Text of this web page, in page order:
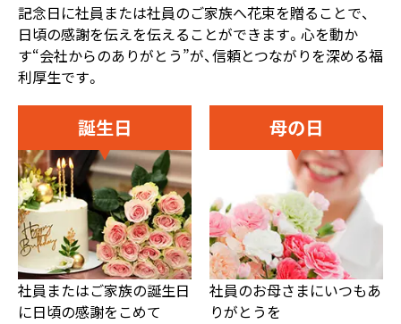
記念日に社員または社員のご家族へ花束を贈ることで、
日頃の感謝を伝えを伝えることができます。心を動か
す“会社からのありがとう”が、信頼とつながりを深める福
利厚生です。
誕生日
社員またはご家族の誕生日
に日頃の感謝をこめて
母の日
社員のお母さまにいつもあ
りがとうを